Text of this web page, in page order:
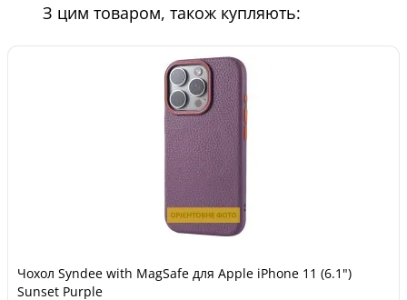
З цим товаром, також купляють:
Чохол Syndee with MagSafe для Apple iPhone 11 (6.1")
Sunset Purple